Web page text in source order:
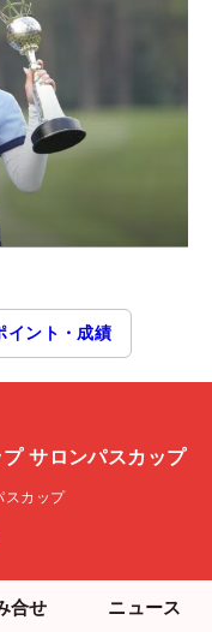
イント・成績
サロンパスカップ
スカップ
合せ ニュース